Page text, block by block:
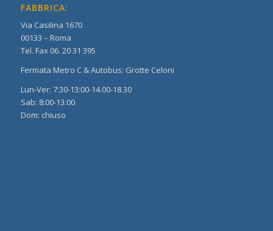
FABBRICA:
Via Casilina 1670
00133 – Roma
Tel. Fax 06. 20 31 395
Fermata Metro C & Autobus: Grotte Celoni
Lun-Ver: 7:30-13:00-14.00-18.30
Sab: 8:00-13:00
Dom: chiuso